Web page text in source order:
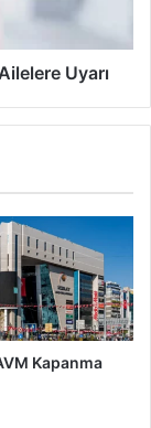
Uyarı
Kapanma